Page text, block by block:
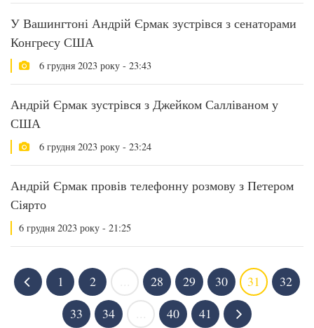
У Вашингтоні Андрій Єрмак зустрівся з сенаторами
Конгресу США
6 грудня 2023 року - 23:43
Андрій Єрмак зустрівся з Джейком Салліваном у
США
6 грудня 2023 року - 23:24
Андрій Єрмак провів телефонну розмову з Петером
Сіярто
6 грудня 2023 року - 21:25
1 2 28 29 30 31
32
33
34 40 41